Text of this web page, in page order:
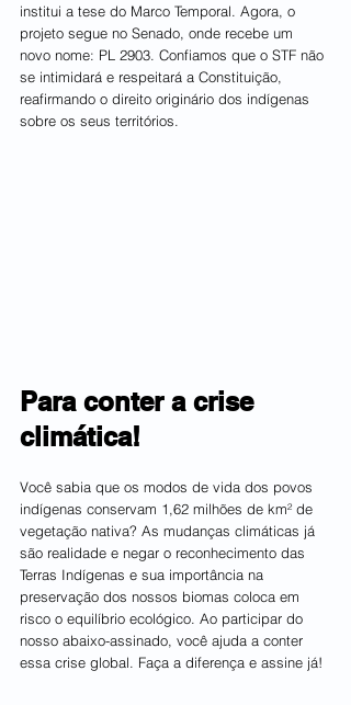
institui a tese do Marco Temporal. Agora, o
projeto segue no Senado, onde recebe um
novo nome: PL 2903. Confiamos que o STF não
se intimidará e respeitará a Constituição,
reafirmando o direito originário dos indígenas
sobre os seus territórios.
Para conter a crise
climática!
Você sabia que os modos de vida dos povos
indígenas conservam 1,62 milhões de km² de
vegetação nativa? As mudanças climáticas já
são realidade e negar o reconhecimento das
Terras Indígenas e sua importância na
preservação dos nossos biomas coloca em
risco o equilíbrio ecológico. Ao participar do
nosso abaixo-assinado, você ajuda a conter
essa crise global. Faça a diferença e assine já!